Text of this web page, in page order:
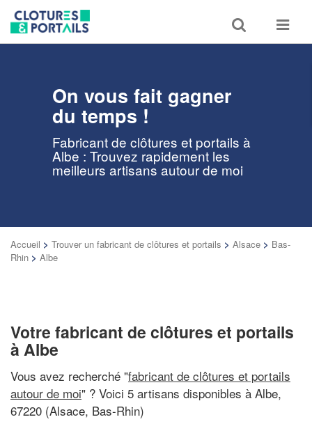
Toggle
search
Toggle
On vous fait gagner
du temps !
Fabricant de clôtures et portails à
Albe : Trouvez rapidement les
meilleurs artisans autour de moi
Accueil > Trouver un fabricant de clôtures et portails > Alsace > Bas-
Rhin > Albe
Votre fabricant de clôtures et portails
à Albe
Vous avez recherché "fabricant de clôtures et portails
autour de moi" ? Voici 5 artisans disponibles à Albe,
67220 (Alsace, Bas-Rhin)